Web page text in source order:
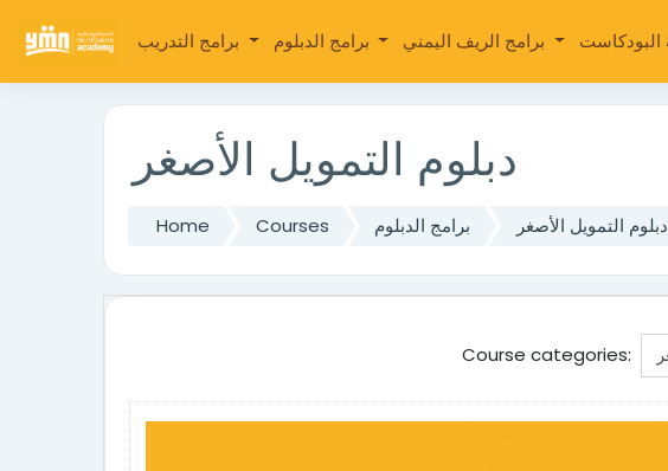
دبلوم التمويل الأصغر
Home Courses برامج الدبلوم دبلوم التمويل الأصغر
Course categories: